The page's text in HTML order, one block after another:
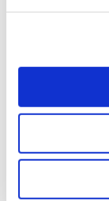
2009 (14)
2007 (3)